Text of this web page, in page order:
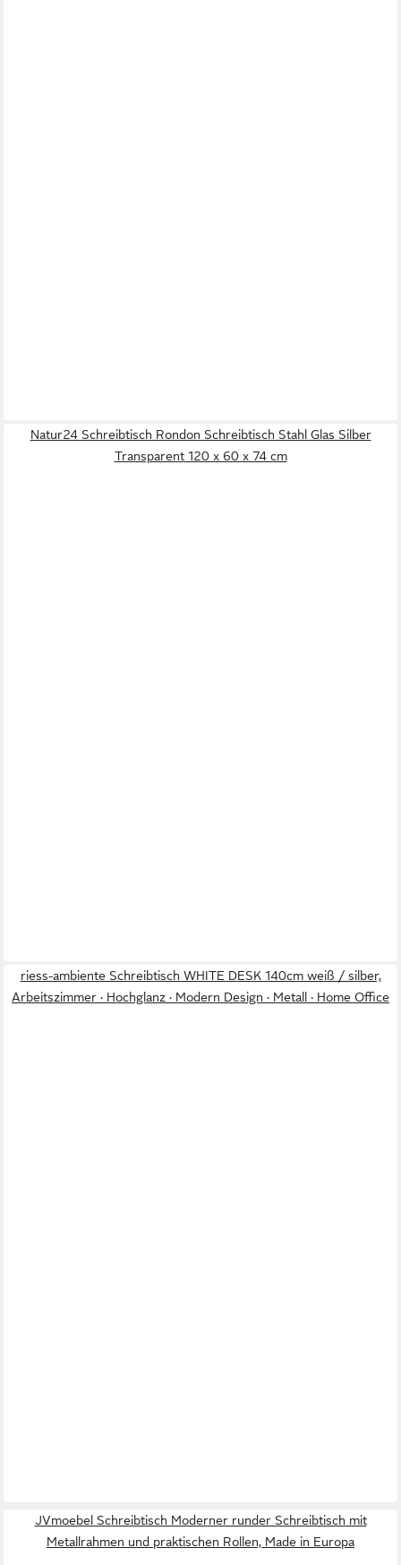
Natur24 Schreibtisch Rondon Schreibtisch Stahl Glas Silber
Transparent 120 x 60 x 74 cm
riess-ambiente Schreibtisch WHITE DESK 140cm weiß / silber,
Arbeitszimmer · Hochglanz · Modern Design · Metall · Home Office
JVmoebel Schreibtisch Moderner runder Schreibtisch mit
Metallrahmen und praktischen Rollen, Made in Europa